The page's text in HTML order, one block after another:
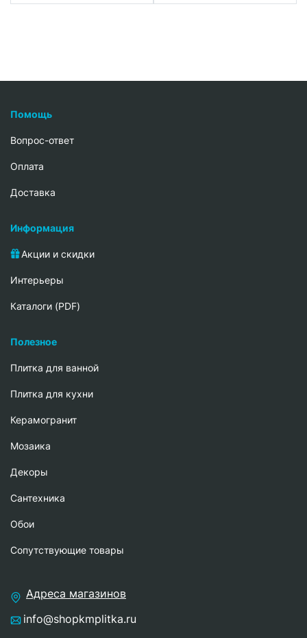
Помощь
Вопрос-ответ
Oплата
Доставка
Информация
Акции и скидки
Интерьеры
Каталоги (PDF)
Полезное
Плитка для ванной
Плитка для кухни
Керамогранит
Мозаика
Декоры
Сантехника
Обои
Сопутствующие товары
Адреса магазинов
info@shopkmplitka.ru